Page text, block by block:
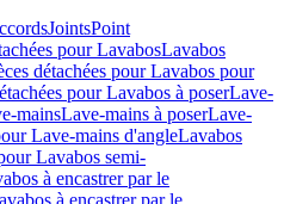
JointsPoint
pour LavabosLavabos
détachées pour Lavabos pour
pour Lavabos à poserLave-
mainsLave-mains à poserLave-
Lave-mains d'angleLavabos
Lavabos semi-
à encastrer par le
à encastrer par le